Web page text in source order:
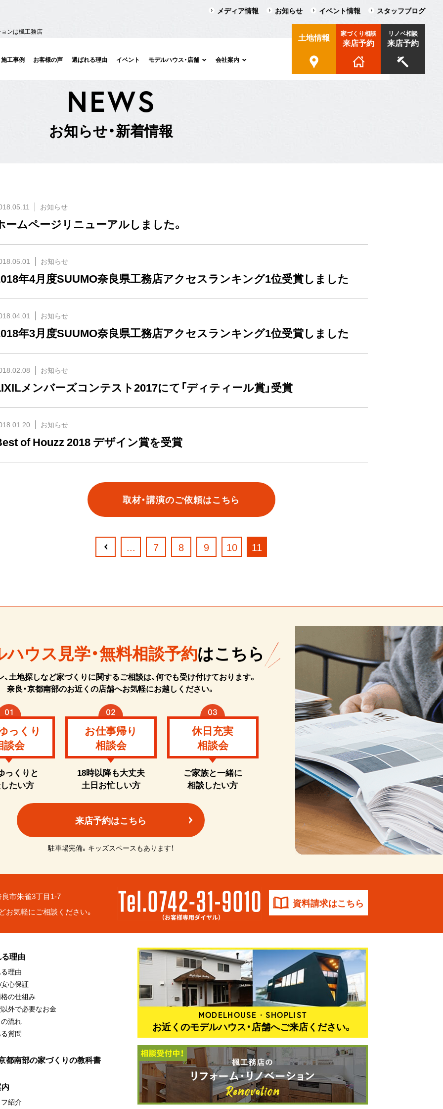
ョンは楓工務店
施工事例 お客様の声 選ばれる理由 イベント モデルハウス・店舗 会社案内
土地情報 家づくり相談
来店予約
リノベ相談
来店予約
メディア情報 お知らせ イベント情報 スタッフブログ
NEWS
お知らせ・新着情報
お知らせ
ームページリニューアルしました。
お知らせ
年4月度SUUMO奈良県工務店アクセスランキング1位受賞しました
お知らせ
年3月度SUUMO奈良県工務店アクセスランキング1位受賞しました
お知らせ
メンバーズコンテスト2017にて「ディティール賞」受賞
お知らせ
of Houzz 2018 デザイン賞を受賞
取材・講演のご依頼はこちら
... 7 8 9 10 11
ウス見学・無料相談予約はこちら
、土地探しなど家づくりに関するご相談は、何でも受け付けております。
奈良・京都南部のお近くの店舗へお気軽にお越しください。
っくり
談会
っくりと
たい方
お仕事帰り
相談会
18時以降も大丈夫
土日お忙しい方
休日充実
相談会
ご家族と一緒に
相談したい方
来店予約はこちら
駐車場完備。キッズスペースもあります！
市朱雀3丁目1-7
お気軽にご相談ください。
資料請求はこちら
理由
理由
心保証
の仕組み
外で必要なお金
流れ
質問
都南部の家づくりの教科書
紹介
MODELHOUSE・SHOPLIST
お近くのモデルハウス・店舗へご来店ください。